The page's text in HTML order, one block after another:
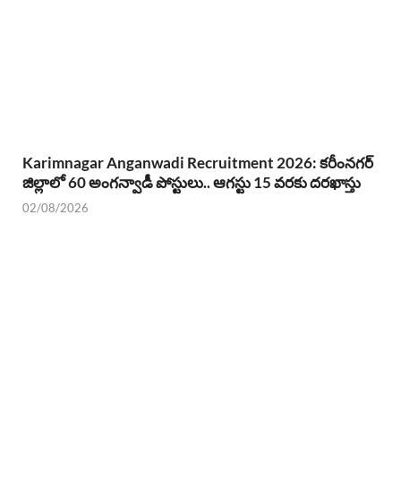
Karimnagar Anganwadi Recruitment 2026: కరీంనగర్
జిల్లాలో 60 అంగన్వాడీ పోస్టులు.. ఆగస్టు 15 వరకు దరఖాస్తు
02/08/2026